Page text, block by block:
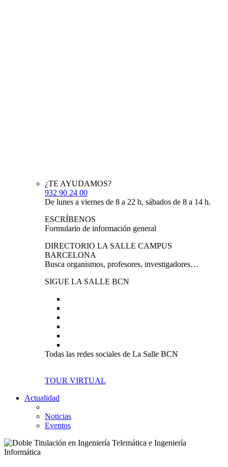
¿TE AYUDAMOS?
932 90 24 00
De lunes a viernes de 8 a 22 h, sábados de 8 a 14 h.
ESCRÍBENOS
Formulario de información general
DIRECTORIO LA SALLE CAMPUS
BARCELONA
Busca organismos, profesores, investigadores…
SIGUE LA SALLE BCN
Todas las redes sociales de La Salle BCN
TOUR VIRTUAL
Actualidad
Noticias
Eventos